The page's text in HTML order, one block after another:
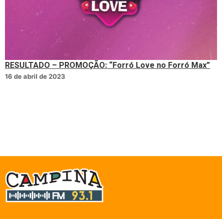
RESULTADO – PROMOÇÃO: “Forró Love no Forró Max”
16 de abril de 2023